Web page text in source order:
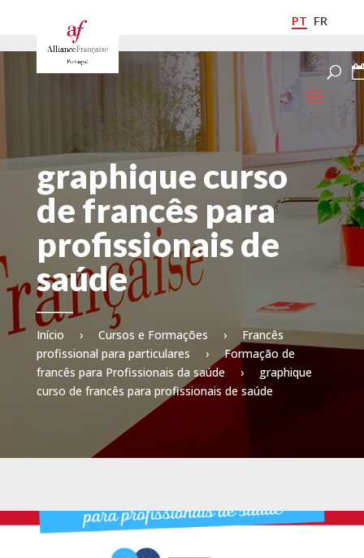
PT FR
graphique curso
de francês para
profissionais de
saúde
Início › Cursos e Formações ›
Francês
profissional para particulares
›
Formação de
francês para Profissionais da saúde
›
graphique
curso de francês para profissionais de saúde